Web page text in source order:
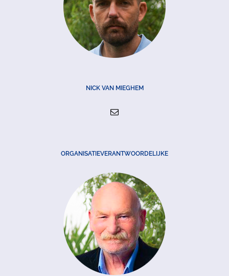
NICK VAN MIEGHEM
ORGANISATIEVERANTWOORDELIJKE